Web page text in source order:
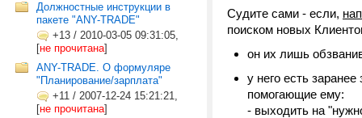
Должностные инструкции в
пакете "ANY-TRADE"
+13 / 2010-03-05 09:31:05,
[не прочитана]
ANY-TRADE. О формуляре
"Планирование/зарплата"
+11 / 2007-12-24 15:21:21,
[не прочитана]
Судите сами - если,
поиском новых
он их лишь
у него есть
помогающие ему:
- выходить на